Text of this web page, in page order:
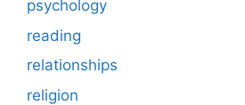
psychology
reading
relationships
religion